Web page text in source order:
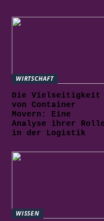
WIRTSCHAFT
Die Vielseitigkeit
von Container
Movern: Eine
Analyse ihrer
in der Logistik
WISSEN